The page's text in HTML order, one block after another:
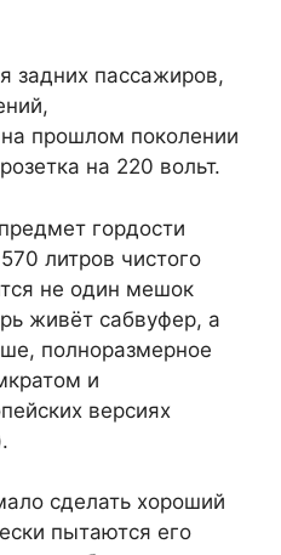
задних пассажиров,
прошлом поколении
на 220 вольт.
гордости
литров чистого
не один мешок
живёт сабвуфер, а
полноразмерное
и
версиях
сделать хороший
пытаются его